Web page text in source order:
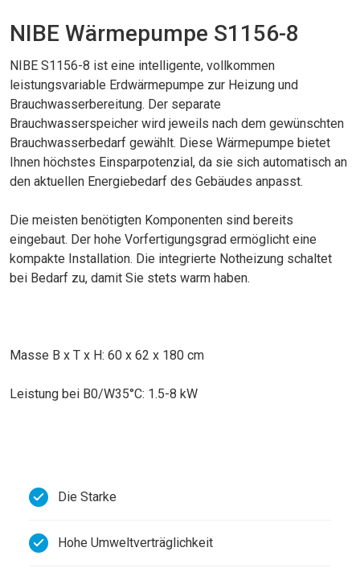
NIBE Wärmepumpe S1156-8
NIBE S1156-8 ist eine intelligente, vollkommen
leistungsvariable Erdwärmepumpe zur Heizung und
Brauchwasserbereitung. Der separate
Brauchwasserspeicher wird jeweils nach dem gewünschten
Brauchwasserbedarf gewählt. Diese Wärmepumpe bietet
Ihnen höchstes Einsparpotenzial, da sie sich automatisch an
den aktuellen Energiebedarf des Gebäudes anpasst.
Die meisten benötigten Komponenten sind bereits
eingebaut. Der hohe Vorfertigungsgrad ermöglicht eine
kompakte Installation. Die integrierte Notheizung schaltet
bei Bedarf zu, damit Sie stets warm haben.
Masse B x T x H: 60 x 62 x 180 cm
Leistung bei B0/W35°C: 1.5-8 kW
Die Starke
Hohe Umweltverträglichkeit